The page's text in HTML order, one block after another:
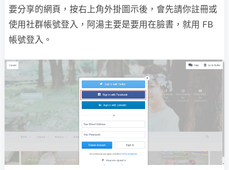
要分享的網頁，按右上角外掛圖示後，會先請你註冊或
使用社群帳號登入，阿湯主要是要用在臉書，就用 FB
帳號登入。